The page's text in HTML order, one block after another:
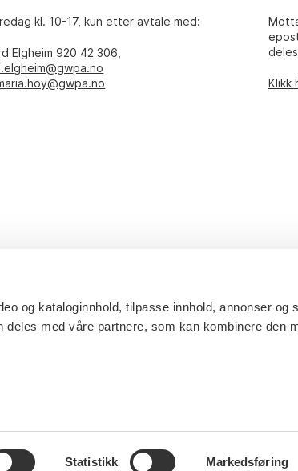
og kataloginnhold, tilpasse innhold, annonser og
med våre partnere, som kan kombinere den
Statistikk Markedsføring
kl. 10-17, kun etter avtale med:
Elgheim 920 42 306,
Klikk